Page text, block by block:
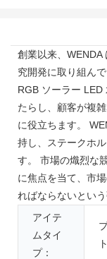
創業以来、WENDA
究開発に取り組ん
RGB ソーラー LED
たらし、顧客が複
に役立ちます。
持し、ステークホ
す。 市場の熾烈な
に焦点を当て、市
ればならないとい
アイテ
ムタイ
プ：
ト